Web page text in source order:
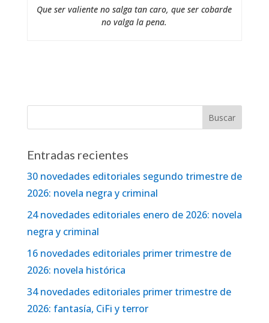
Que ser valiente no salga tan caro, que ser cobarde
no valga la pena.
Entradas recientes
30 novedades editoriales segundo trimestre de
2026: novela negra y criminal
24 novedades editoriales enero de 2026: novela
negra y criminal
16 novedades editoriales primer trimestre de
2026: novela histórica
34 novedades editoriales primer trimestre de
2026: fantasía, CiFi y terror